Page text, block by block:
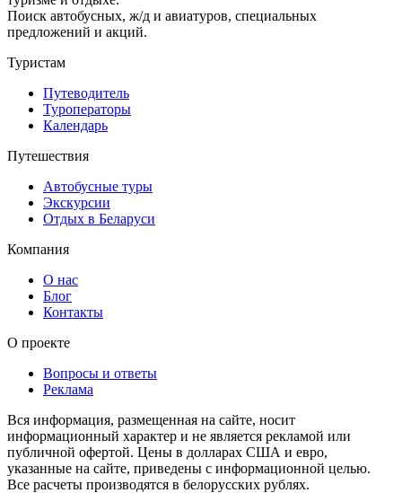
Поиск автобусных, ж/д и авиатуров, специальных
предложений и акций.
Туристам
Путеводитель
Туроператоры
Календарь
Путешествия
Автобусные туры
Экскурсии
Отдых в Беларуси
Компания
О нас
Блог
Контакты
О проекте
Вопросы и ответы
Реклама
Вся информация, размещенная на сайте, носит
информационный характер и не является рекламой или
публичной офертой. Цены в долларах США и евро,
указанные на сайте, приведены с информационной целью.
Все расчеты производятся в белорусских рублях.